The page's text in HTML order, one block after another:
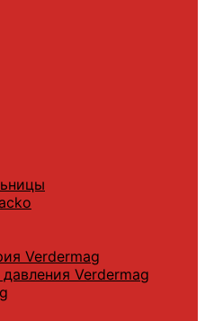
Verdermag
Verdermag